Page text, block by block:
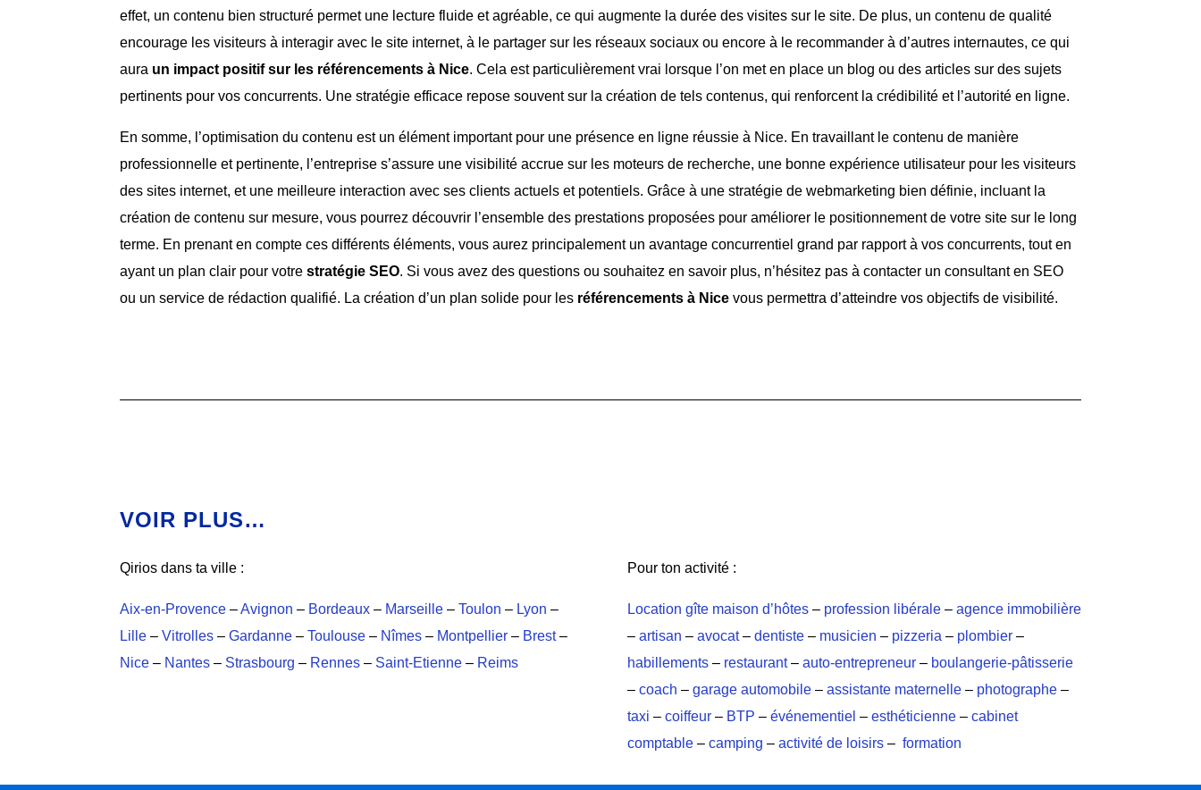
effet, un contenu bien structuré permet une lecture fluide et agréable, ce qui augmente la durée des visites sur le site. De plus, un contenu de qualité
encourage les visiteurs à interagir avec le site internet, à le partager sur les réseaux sociaux ou encore à le recommander à d’autres internautes, ce qui
aura un impact positif sur les référencements à Nice. Cela est particulièrement vrai lorsque l’on met en place un blog ou des articles sur des sujets
pertinents pour vos concurrents. Une stratégie efficace repose souvent sur la création de tels contenus, qui renforcent la crédibilité et l’autorité en ligne.
En somme, l’optimisation du contenu est un élément important pour une présence en ligne réussie à Nice. En travaillant le contenu de manière
professionnelle et pertinente, l’entreprise s’assure une visibilité accrue sur les moteurs de recherche, une bonne expérience utilisateur pour les visiteurs
des sites internet, et une meilleure interaction avec ses clients actuels et potentiels. Grâce à une stratégie de webmarketing bien définie, incluant la
création de contenu sur mesure, vous pourrez découvrir l’ensemble des prestations proposées pour améliorer le positionnement de votre site sur le long
terme. En prenant en compte ces différents éléments, vous aurez principalement un avantage concurrentiel grand par rapport à vos concurrents, tout en
ayant un plan clair pour votrestratégie SEO. Si vous avez des questions ou souhaitez en savoir plus, n’hésitez pas à contacter un consultant en SEO
ou un service de rédaction qualifié. La création d’un plan solide pour les référencements à Nice vous permettra d’atteindre vos objectifs de visibilité.
VOIR PLUS…
Qirios dans ta ville :
Aix-en-Provence –Avignon – Bordeaux – Marseille –Toulon – Lyon –
Lille –Vitrolles –Gardanne –Toulouse – Nîmes – Montpellier – Brest–
Nice – Nantes – Strasbourg – Rennes – Saint-Etienne – Reims
Pour ton activité :
Location gîte maison d’hôtes– profession libérale– agence immobilière
– artisan – avocat– dentiste– musicien – pizzeria – plombier–
habillements– restaurant– auto-entrepreneur– boulangerie-pâtisserie
– coach – garage automobile– assistante maternelle– photographe–
taxi – coiffeur– BTP – événementiel – esthéticienne– cabinet
comptable– camping – activité de loisirs– formation